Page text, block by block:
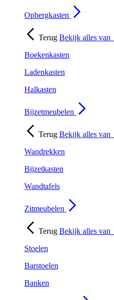
Opbergkasten
Terug Bekijk alles van
Boekenkasten
Ladenkasten
Halkasten
Bijzetmeubelen
Terug Bekijk alles van
Wandrekken
Bijzetkasten
Wandtafels
Zitmeubelen
Terug Bekijk alles van
Stoelen
Barstoelen
Banken